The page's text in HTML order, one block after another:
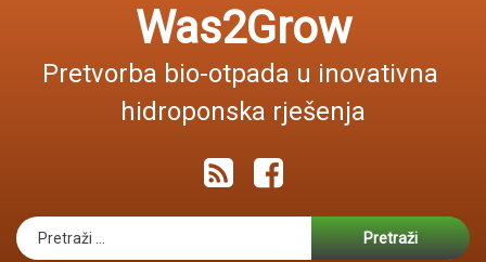
English
Was2Grow
Pretvorba bio-otpada u inovativna
hidroponska rješenja
RSS Facebook